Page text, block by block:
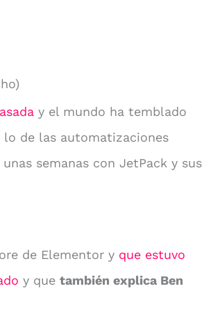
y el mundo ha temblado
de las automatizaciones
semanas con JetPack y sus
de Elementor y que estuvo
y que también explica Ben